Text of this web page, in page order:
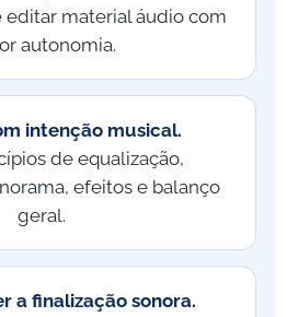
editar material áudio com
autonomia.
intenção musical.
de equalização,
efeitos e balanço
geral.
a finalização sonora.